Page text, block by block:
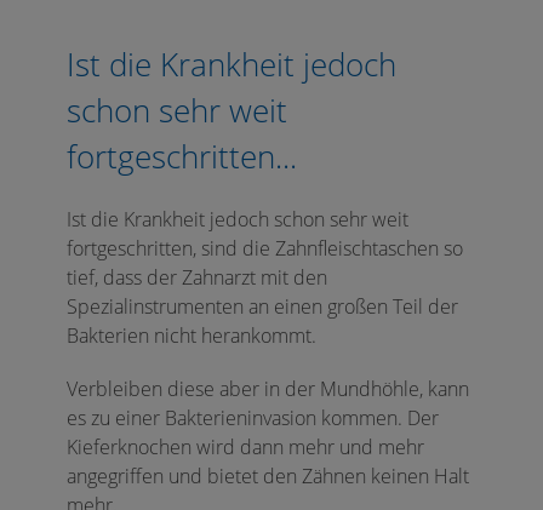
Ist die Krankheit jedoch
schon sehr weit
fortgeschritten...
Ist die Krankheit jedoch schon sehr weit
fortgeschritten, sind die Zahnfleischtaschen so
tief, dass der Zahnarzt mit den
Spezialinstrumenten an einen großen Teil der
Bakterien nicht herankommt.
Verbleiben diese aber in der Mundhöhle, kann
es zu einer Bakterieninvasion kommen. Der
Kieferknochen wird dann mehr und mehr
angegriffen und bietet den Zähnen keinen Halt